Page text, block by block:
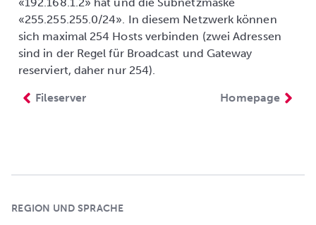
«192.168.1.2» hat und die Subnetzmaske
«255.255.255.0/24». In diesem Netzwerk können
sich maximal 254 Hosts verbinden (zwei Adressen
sind in der Regel für Broadcast und Gateway
reserviert, daher nur 254).
Fileserver Homepage
REGION UND SPRACHE